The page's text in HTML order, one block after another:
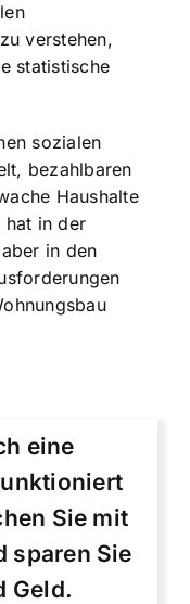
verstehen,
statistische
sozialen
bezahlbaren
Haushalte
hat in der
in den
eine
Sie mit
sparen Sie
Geld.